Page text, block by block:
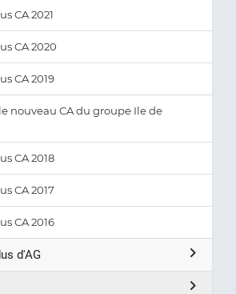
CA 2021
CA 2020
CA 2019
nouveau CA du groupe Ile de
CA 2018
CA 2017
CA 2016
d'AG